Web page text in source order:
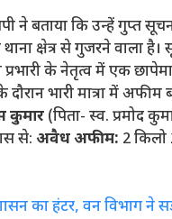
ने बताया कि उन्हें गुप्त
क्षेत्र से गुजरने वाला है।
के नेतृत्व में एक
भारी मात्रा में अफीम
कुमार (पिता- स्व. प्रमोद
से: अवैध अफीम: 2 किलो
का हंटर, वन विभाग ने